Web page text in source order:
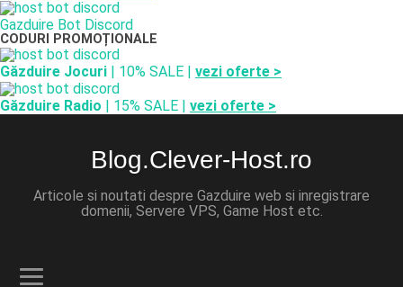
Gazduire Bot Discord
CODURI PROMOȚIONALE
Găzduire Jocuri | 10% SALE | vezi oferte >
Găzduire Radio | 15% SALE | vezi oferte >
Blog.Clever-Host.ro
Articole si noutati despre Gazduire web si inregistrare
domenii, Servere VPS, Game Host etc.